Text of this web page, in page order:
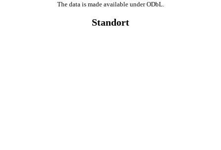
The data is made available under ODbL.
Standort